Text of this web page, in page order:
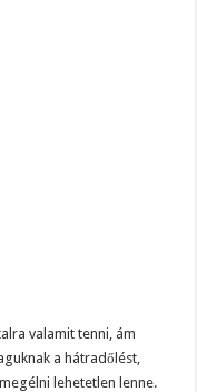
valamit tenni, ám
a hátradőlést,
lehetetlen lenne.